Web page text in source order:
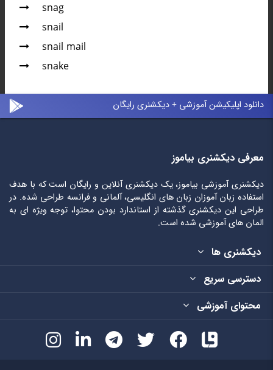
snag
snail
snail mail
snake
دانلود اپلیکیشن آموزشی + دیکشنری رایگان
معرفی دیکشنری بیاموز
دیکشنری آموزشی بیاموز، یک دیکشنری آنلاین و رایگان است که با هدف
استفاده زبان آموزان زبان های انگلیسی، آلمانی و فرانسه طراحی شده. در
طراحی این دیکشنری گذشته از استاندارد بودن محتوا، توجه ویژه ای به
المان های آموزشی شده است.
دیکشنری ها
دسترسی سریع
محتوای آموزشی